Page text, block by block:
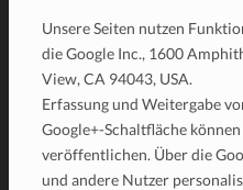
Unsere Seiten nutzen
die Google Inc., 1600
View, CA 94043, USA.
Erfassung und Weitergabe
Google+-Schaltfläche
veröffentlichen. Über die
und andere Nutzer